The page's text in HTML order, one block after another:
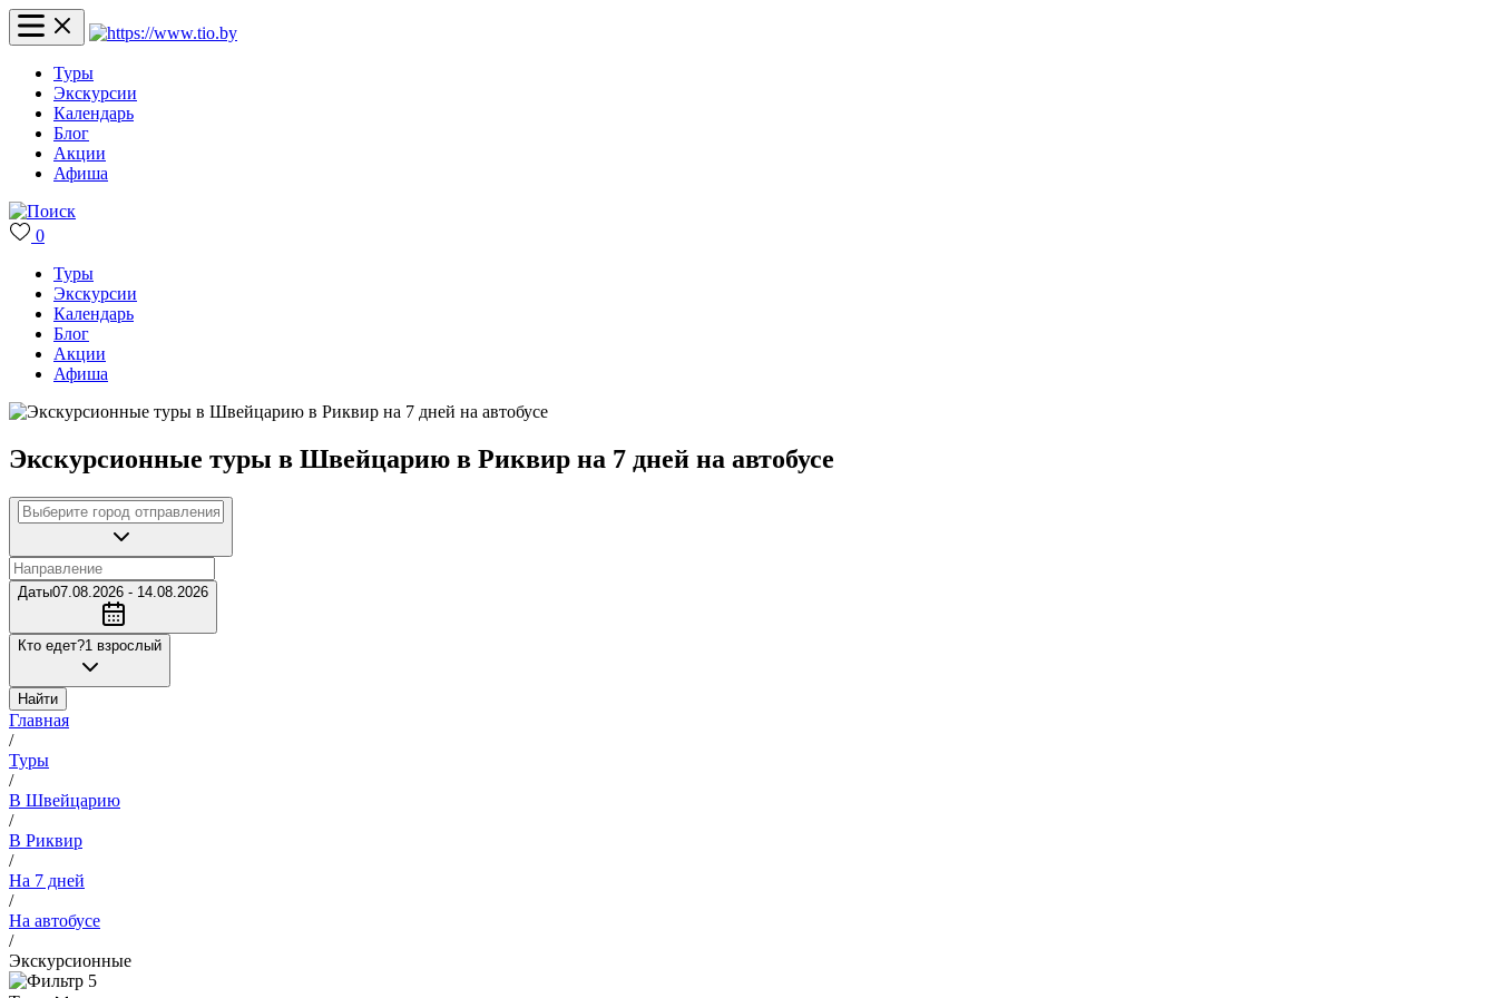
Туры
Экскурсии
Календарь
Блог
Акции
Афиша
0
Туры
Экскурсии
Календарь
Блог
Акции
Афиша
Экскурсионные туры в Швейцарию в Риквир на 7 дней на автобусе
Даты07.08.2026 - 14.08.2026
Кто едет?1 взрослый
Найти
Главная
/
Туры
/
В Швейцарию
/
В Риквир
/
На 7 дней
/
На автобусе
/
Экскурсионные
5